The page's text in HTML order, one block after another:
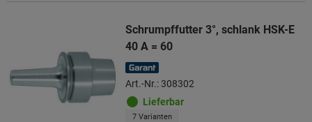
Schrumpffutter 3°, schlank HSK-E
40 A = 60
Art.-Nr.: 308302
Lieferbar
7 Varianten